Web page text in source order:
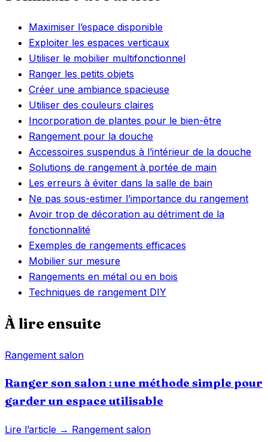
Maximiser l’espace disponible
Exploiter les espaces verticaux
Utiliser le mobilier multifonctionnel
Ranger les petits objets
Créer une ambiance spacieuse
Utiliser des couleurs claires
Incorporation de plantes pour le bien-être
Rangement pour la douche
Accessoires suspendus à l’intérieur de la douche
Solutions de rangement à portée de main
Les erreurs à éviter dans la salle de bain
Ne pas sous-estimer l’importance du rangement
Avoir trop de décoration au détriment de la
fonctionnalité
Exemples de rangements efficaces
Mobilier sur mesure
Rangements en métal ou en bois
Techniques de rangement DIY
À lire ensuite
Rangement salon
Ranger son salon : une méthode simple pour
garder un espace utilisable
Lire l’article → Rangement salon